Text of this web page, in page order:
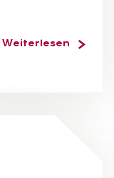
Weiterlesen